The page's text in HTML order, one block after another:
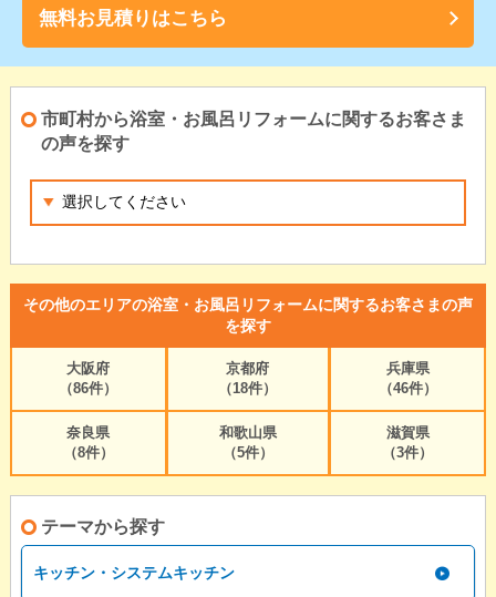
無料お見積りはこちら
市町村から浴室・お風呂リフォームに関するお客さま
の声を探す
その他のエリアの浴室・お風呂リフォームに関するお客さまの声
を探す
大阪府
（86件）
京都府
（18件）
兵庫県
（46件）
奈良県
（8件）
和歌山県
（5件）
滋賀県
（3件）
テーマから探す
キッチン・システムキッチン